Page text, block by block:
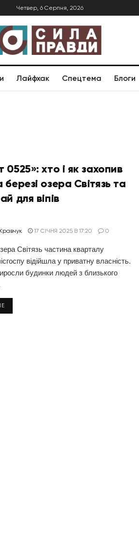
Четвер, 6 Серпня, 2026
Лайфхак Спецтема Блоги
0525»: хто і як захопив
озера Світязь та
для віпів
17 СІЧНЯ 2025 В 17:20 0
Світязь частина кварталу
відійшла у приватну власність.
будинки людей з близького